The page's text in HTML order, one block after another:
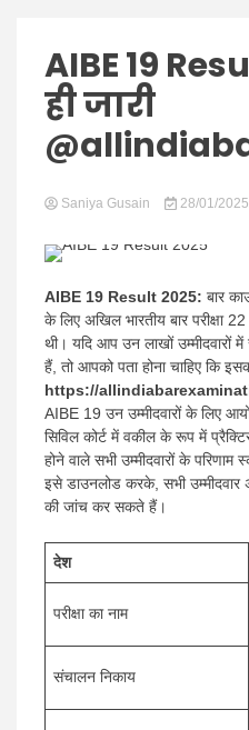
AIBE 19
ही जारी
Saniya Gusain 28/01/2025
AIBE 19 Result 2025: बार
के लिए अखिल भारतीय बार परीक्षा
थी। यदि आप उन लाखों उम्मीदवारों
हैं, तो आपको पता होना चाहिए कि
https://
AIBE 19 उन उम्मीदवारों के लिए
सिविल कोर्ट में वकील के रूप में
होने वाले सभी उम्मीदवारों के परिणाम
इसे डाउनलोड करके, सभी उम्मीदवार
की जांच कर सकते हैं।
देश
परीक्षा का नाम
संचालन निकाय